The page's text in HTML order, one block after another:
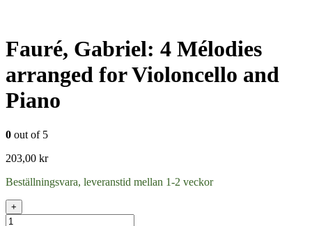
Fauré, Gabriel: 4 Mélodies
arranged for Violoncello and
Piano
0 out of 5
203,00 kr
Beställningsvara, leveranstid mellan 1-2 veckor
+
Antal